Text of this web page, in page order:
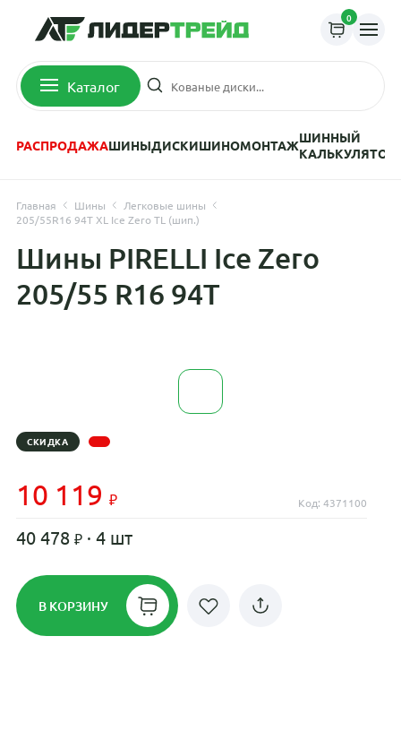
0
Каталог
РАСПРОДАЖАШИНЫДИСКИШИНОМОНТАЖШИННЫЙ
КАЛЬКУЛЯТОР
Главная Шины
Легковые шины
205/55R16 94T XL Ice Zero TL (шип.)
Шины PIRELLI Ice Zero
205/55 R16 94T
СКИДКА
10 119 Код: 4371100
40 478 · 4 шт
В КОРЗИНУ